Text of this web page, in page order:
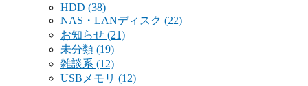
HDD (38)
NAS・LANディスク (22)
お知らせ (21)
未分類 (19)
雑談系 (12)
USBメモリ (12)